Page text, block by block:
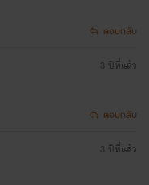
ตอบกลับ
3 ปีที่แล้ว
ตอบกลับ
3 ปีที่แล้ว